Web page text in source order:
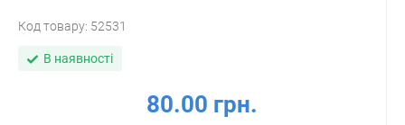
Код товару: 52531
В наявності
80.00 грн.